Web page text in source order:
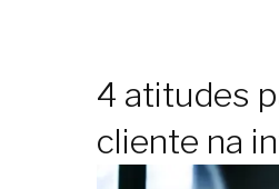
4 atitudes
cliente na